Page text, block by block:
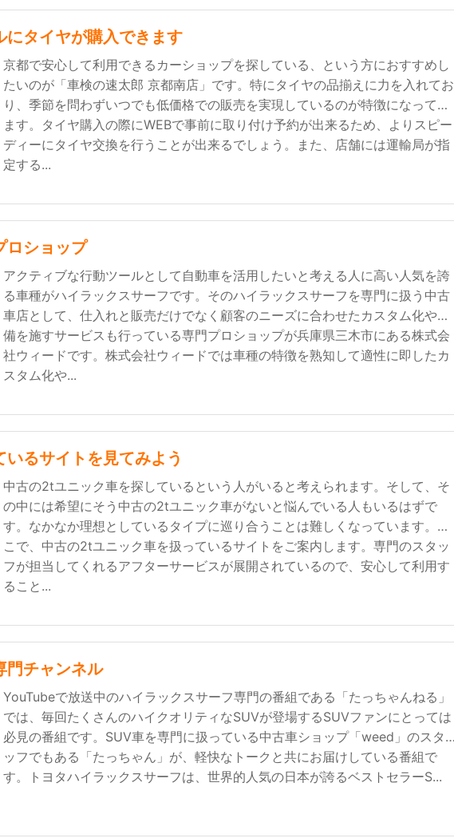
タイヤが購入できます
京都で安心して利用できるカーショップを探している、という方におすすめし
たいのが「車検の速太郎 京都南店」です。特にタイヤの品揃えに力を入れてお
り、季節を問わずいつでも低価格での販売を実現しているのが特徴になってい
ます。タイヤ購入の際にWEBで事前に取り付け予約が出来るため、よりスピー
ディーにタイヤ交換を行うことが出来るでしょう。また、店舗には運輸局が指
定する...
ロショップ
アクティブな行動ツールとして自動車を活用したいと考える人に高い人気を誇
る車種がハイラックスサーフです。そのハイラックスサーフを専門に扱う中古
車店として、仕入れと販売だけでなく顧客のニーズに合わせたカスタム化や整
備を施すサービスも行っている専門プロショップが兵庫県三木市にある株式会
社ウィードです。株式会社ウィードでは車種の特徴を熟知して適性に即したカ
スタム化や...
るサイトを見てみよう
中古の2tユニック車を探しているという人がいると考えられます。そして、そ
の中には希望にそう中古の2tユニック車がないと悩んでいる人もいるはずで
す。なかなか理想としているタイプに巡り合うことは難しくなっています。そ
こで、中古の2tユニック車を扱っているサイトをご案内します。専門のスタッ
フが担当してくれるアフターサービスが展開されているので、安心して利用す
ること...
門チャンネル
YouTubeで放送中のハイラックスサーフ専門の番組である「たっちゃんねる」
では、毎回たくさんのハイクオリティなSUVが登場するSUVファンにとっては
必見の番組です。SUV車を専門に扱っている中古車ショップ「weed」のスタ
ッフでもある「たっちゃん」が、軽快なトークと共にお届けしている番組で
す。トヨタハイラックスサーフは、世界的人気の日本が誇るベストセラーS...